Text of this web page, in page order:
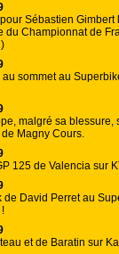
Sébastien Gimbert
du Championnat de
sommet au
malgré sa blessure,
Magny Cours.
125 de Valencia sur
de David Perret au
et de Baratin sur